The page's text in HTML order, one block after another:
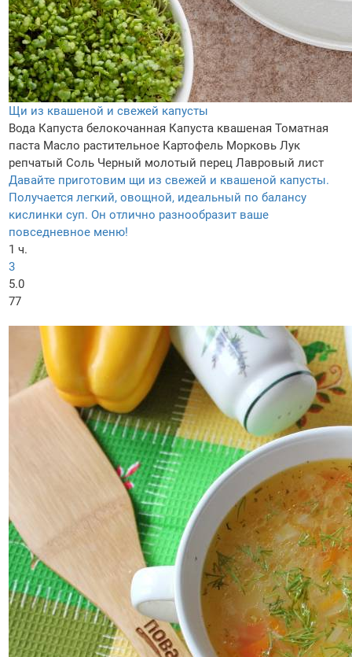
Щи из квашеной и свежей капусты
Вода Капуста белокочанная Капуста квашеная Томатная
паста Масло растительное Картофель Морковь Лук
репчатый Соль Черный молотый перец Лавровый лист
Давайте приготовим щи из свежей и квашеной капусты.
Получается легкий, овощной, идеальный по балансу
кислинки суп. Он отлично разнообразит ваше
повседневное меню!
1 ч.
3
5.0
77